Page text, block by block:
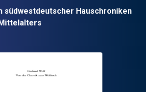
südwestdeutscher Hauschroniken